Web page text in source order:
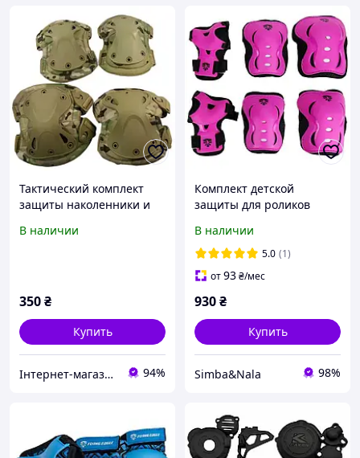
Тактический комплект
защиты наколенники и
камуфляж
В наличии
350₴
Купить
Інтернет-магазин "Mak7" 94%
Комплект детской
защиты для роликов
наколенники,
налокотники и перчатки
на кисти рук
В наличии
5.0 (1)
от93₴/мес
930₴
Купить
Simba&Nala 98%